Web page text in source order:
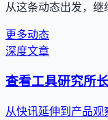
从这条动态出发，继
更多动态
深度文章
查看工具研究所
从快讯延伸到产品观